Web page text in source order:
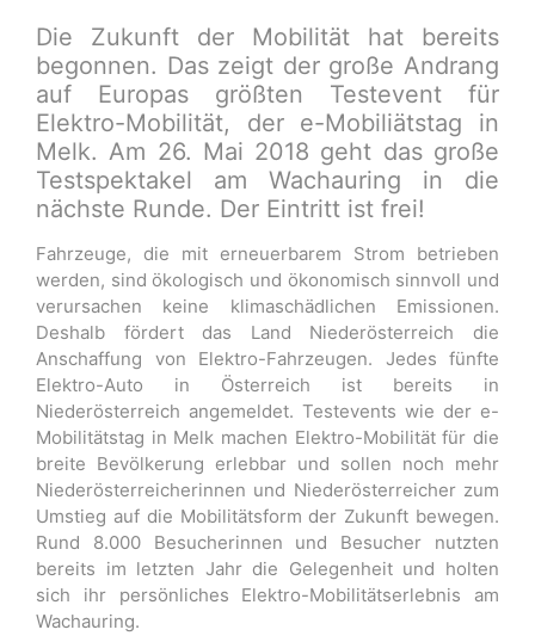
Die Zukunft der Mobilität hat bereits
begonnen. Das zeigt der große Andrang
auf Europas größten Testevent für
Elektro-Mobilität, der e-Mobiliätstag in
Melk. Am 26. Mai 2018 geht das große
Testspektakel am Wachauring in die
nächste Runde. Der Eintritt ist frei!
Fahrzeuge, die mit erneuerbarem Strom betrieben
werden, sind ökologisch und ökonomisch sinnvoll und
verursachen keine klimaschädlichen Emissionen.
Deshalb fördert das Land Niederösterreich die
Anschaffung von Elektro-Fahrzeugen. Jedes fünfte
Elektro-Auto in Österreich ist bereits in
Niederösterreich angemeldet. Testevents wie der e-
Mobilitätstag in Melk machen Elektro-Mobilität für die
breite Bevölkerung erlebbar und sollen noch mehr
Niederösterreicherinnen und Niederösterreicher zum
Umstieg auf die Mobilitätsform der Zukunft bewegen.
Rund 8.000 Besucherinnen und Besucher nutzten
bereits im letzten Jahr die Gelegenheit und holten
sich ihr persönliches Elektro-Mobilitätserlebnis am
Wachauring.